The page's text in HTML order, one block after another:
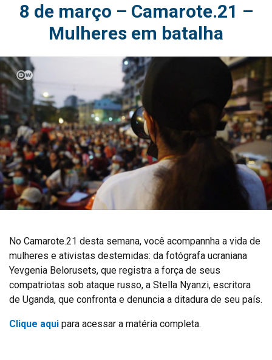
8 de março – Camarote.21 –
Mulheres em batalha
No Camarote.21 desta semana, você acompannha a vida de
mulheres e ativistas destemidas: da fotógrafa ucraniana
Yevgenia Belorusets, que registra a força de seus
compatriotas sob ataque russo, a Stella Nyanzi, escritora
de Uganda, que confronta e denuncia a ditadura de seu país.
Clique aqui para acessar a matéria completa.